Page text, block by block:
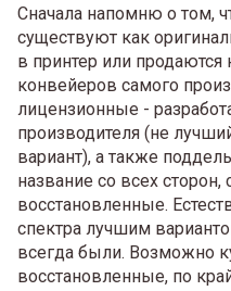
Сначала напомню о том,
существуют как
в принтер или продаются
конвейеров самого
лицензионные -
производителя (не
вариант), а также
название со всех
восстановленные.
спектра лучшим
всегда были. Возможно
восстановленные, по